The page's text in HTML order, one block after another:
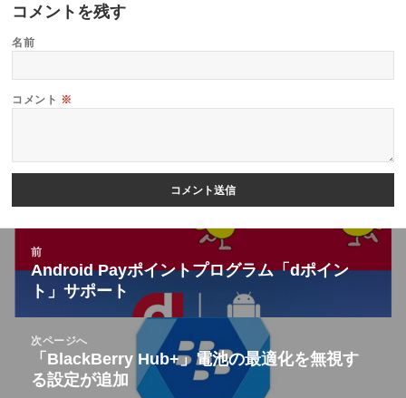
コメントを残す
名前
コメント ※
稿
ビ
前
前
の
投
稿:
Android Payポイントプログラム「dポイン
ト」サポート
次ページへ
次
の
「BlackBerry Hub+」電池の最適化を無視す
る設定が追加